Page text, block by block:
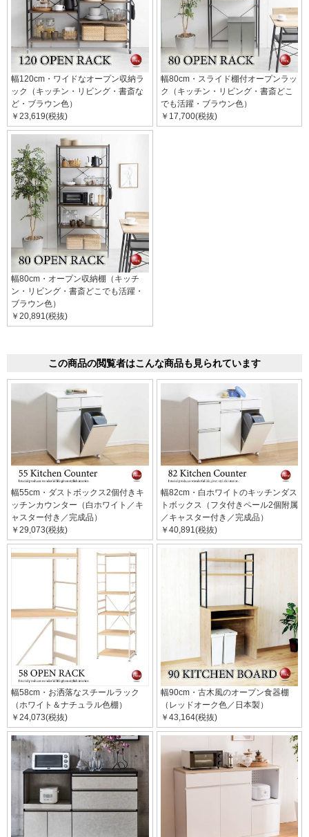
幅120cm・ワイドなオープン収納ラ
ック（キッチン・リビング・書斎な
ど・ブラウン色）
￥23,619(税抜)
幅80cm・スライド棚付オープンラッ
ク（キッチン・リビング・書斎どこ
でも活躍・ブラウン色）
￥17,700(税抜)
幅80cm・オープン収納棚（キッチ
ン・リビング・書斎どこでも活躍・
ブラウン色）
￥20,891(税抜)
この商品の閲覧者はこんな商品も見られています
幅55cm・ダストボックス2個付きキ
ッチンカウンター（白ホワイト／キ
ャスター付き／完成品）
￥29,073(税抜)
幅82cm・白ホワイトのキッチンダス
トボックス（フタ付きペール2個附属
／キャスター付き／完成品）
￥40,891(税抜)
幅58cm・お洒落なスチールラック
（ホワイト＆ナチュラル色棚）
￥24,073(税抜)
幅90cm・古木風のオープン食器棚
（レッドオーク色／日本製）
￥43,164(税抜)